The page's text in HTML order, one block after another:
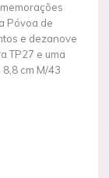
Póvoa de
e dezanove
TP27 e uma
cm M/43